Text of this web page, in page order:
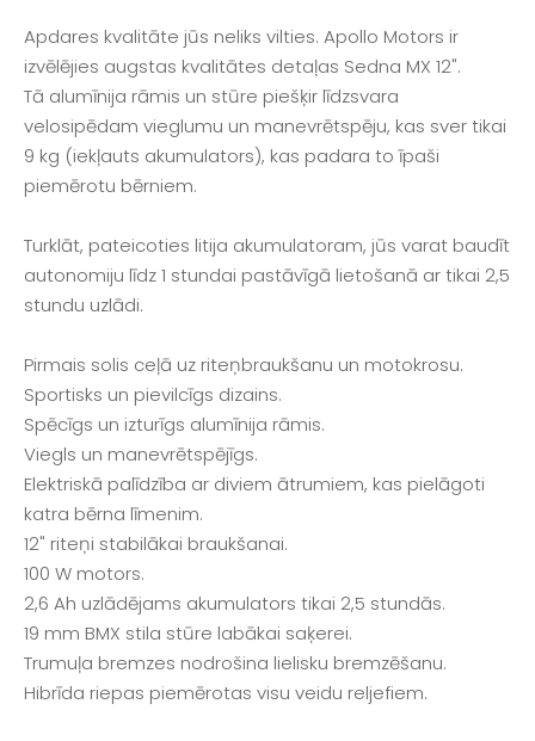
Apdares kvalitāte jūs neliks vilties. Apollo Motors ir
izvēlējies augstas kvalitātes detaļas Sedna MX 12".
Tā alumīnija rāmis un stūre piešķir līdzsvara
velosipēdam vieglumu un manevrētspēju, kas sver tikai
9 kg (iekļauts akumulators), kas padara to īpaši
piemērotu bērniem.
Turklāt, pateicoties litija akumulatoram, jūs varat baudīt
autonomiju līdz 1 stundai pastāvīgā lietošanā ar tikai 2,5
stundu uzlādi.
Pirmais solis ceļā uz riteņbraukšanu un motokrosu.
Sportisks un pievilcīgs dizains.
Spēcīgs un izturīgs alumīnija rāmis.
Viegls un manevrētspējīgs.
Elektriskā palīdzība ar diviem ātrumiem, kas pielāgoti
katra bērna līmenim.
12" riteņi stabilākai braukšanai.
100 W motors.
2,6 Ah uzlādējams akumulators tikai 2,5 stundās.
19 mm BMX stila stūre labākai saķerei.
Trumuļa bremzes nodrošina lielisku bremzēšanu.
Hibrīda riepas piemērotas visu veidu reljefiem.